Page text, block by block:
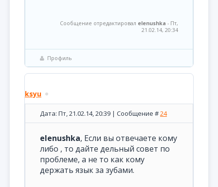
Сообщение отредактировал elenushka - Пт,
21.02.14, 20:34
Профиль
ksyu
Дата: Пт, 21.02.14, 20:39 | Сообщение #24
elenushka, Если вы отвечаете кому
либо , то дайте дельный совет по
проблеме, а не то как кому
держать язык за зубами.